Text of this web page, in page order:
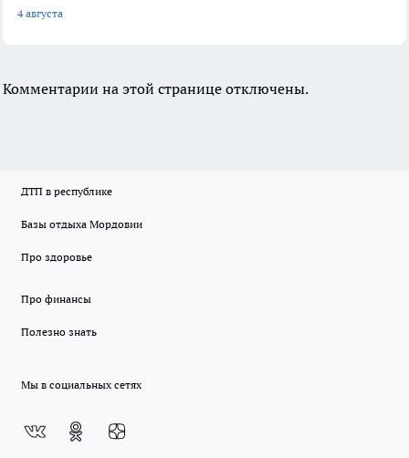
4 августа
Комментарии на этой странице отключены.
ДТП в республике
Базы отдыха Мордовии
Про здоровье
Про финансы
Полезно знать
Мы в социальных сетях